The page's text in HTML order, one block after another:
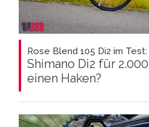
Rose Blend 105 Di2 im Test:
Shimano Di2 für
einen Haken?